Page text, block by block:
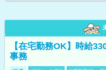
【在宅勤務OK】時給
事務